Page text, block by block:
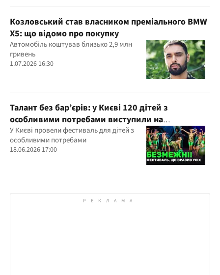
Козловський став власником преміального BMW
X5: що відомо про покупку
Автомобіль коштував близько 2,9 млн
гривень
1.07.2026 16:30
Талант без бар’єрів: у Києві 120 дітей з
особливими потребами виступили на
всеукраїнському фестивалі
У Києві провели фестиваль для дітей з
особливими потребами
18.06.2026 17:00